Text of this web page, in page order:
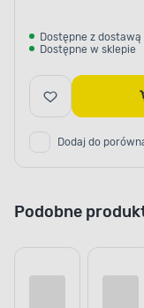
Dostępne z dostawą
Dostępne w sklepie
Dodaj do
Podobne